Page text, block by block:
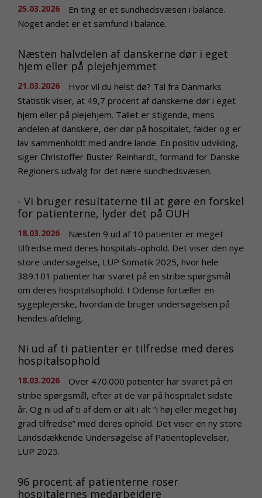
25.03.2026
En ting er et sundhedsvæsen i balance.
Noget andet er et samfund i balance.
Næsten halvdelen af danskerne dør i eget
hjem eller på plejehjemmet
21.03.2026
Hvor vil du helst dø? Tal fra Danmarks
Statistik viser, at 49,7 procent af danskerne dør i eget
hjem eller på plejehjem. Tallet er stigende, mens
andelen af danskere, der dør på hospitalet, falder og er
lav sammenholdt med andre lande. En positiv udvikling,
siger Christoffer Buster Reinhardt, formand for Danske
Regioners udvalg for det nære sundhedsvæsen.
- Vi bruger resultaterne til at gøre en forskel
for patienterne, lyder det på OUH
18.03.2026
Næsten 9 ud af 10 patienter er meget
tilfredse med deres hospitals-ophold. Det viser den nye
store undersøgelse, LUP Somatik 2025, hvor hele
389.101 patienter har svaret på en stribe spørgsmål
om deres hospitalsophold. I Odense fortæller en
sygeplejerske, hvordan de bruger undersøgelsen på
hendes afdeling.
Ni ud af ti patienter er tilfredse med deres
hospitalsophold
18.03.2026
Over 470.000 patienter har svaret på en
stribe spørgsmål, efter at de var på hospitalet sidste
år. Og ni ud af ti af dem er alt i alt ”i høj eller meget høj
grad tilfredse” med deres ophold. Det viser en ny store
Landsdækkende Undersøgelse af Patientoplevelser,
LUP 2025.
96 procent af patienterne roser
hospitalernes medarbejdere